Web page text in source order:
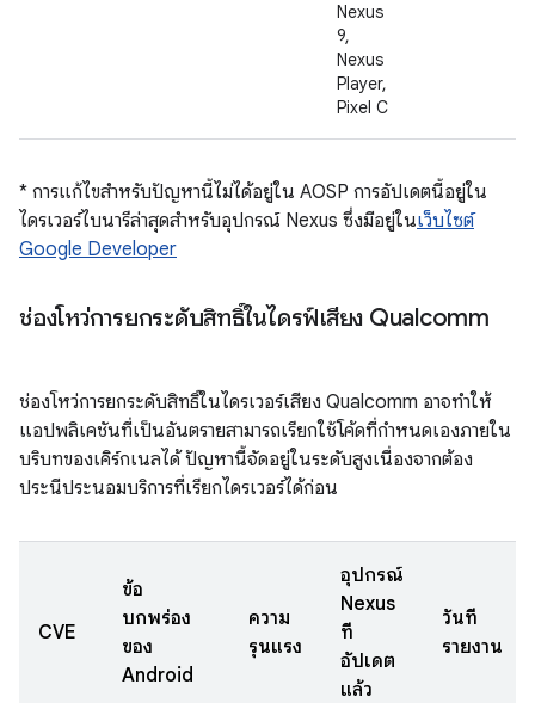
Nexus
9,
Nexus
Player,
Pixel C
* การแก้ไขสำหรับปัญหานี้ไม่ได้อยู่ใน AOSP การอัปเดตนี้อยู่ใน
ไดรเวอร์ไบนารีล่าสุดสำหรับอุปกรณ์ Nexus ซึ่งมีอยู่ในเว็บไซต์
Google Developer
ช่องโหว่การยกระดับสิทธิ์ในไดรฟ์เสียง Qualcomm
ช่องโหว่การยกระดับสิทธิ์ในไดรเวอร์เสียง Qualcomm อาจทำให้
แอปพลิเคชันที่เป็นอันตรายสามารถเรียกใช้โค้ดที่กำหนดเองภายใน
บริบทของเคิร์กเนลได้ ปัญหานี้จัดอยู่ในระดับสูงเนื่องจากต้อง
ประนีประนอมบริการที่เรียกไดรเวอร์ได้ก่อน
CVE
ข้อ
บกพร่อง
ของ
Android
ความ
รุนแรง
อุปกรณ์
Nexus
ที่
อัปเดต
แล้ว
วันที่
รายงาน